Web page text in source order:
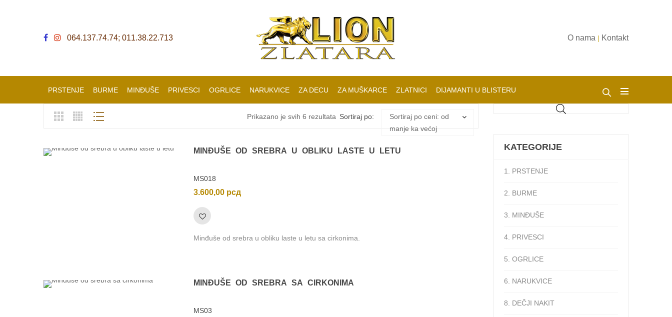
064.137.74.74; 011.38.22.713 O nama | Kontakt
PRSTENJE BURME MINĐUŠE PRIVESCI OGRLICE NARUKVICE ZA DECU ZA MUŠKARCE ZLATNICI DIJAMANTI U BLISTERU
Prikazano je svih 6 rezultata Sortirano
ka
Sortiraj po:
Sortiraj po ceni: od
manje ka većoj
MINĐUŠE OD SREBRA U OBLIKU LASTE U LETU
MS018
3.600,00 рсд
Minđuše od srebra u obliku laste u letu sa cirkonima.
MINĐUŠE OD SREBRA SA CIRKONIMA
MS03
KATEGORIJE
1. PRSTENJE
2. BURME
3. MINĐUŠE
4. PRIVESCI
5. OGRLICE
6. NARUKVICE
8. DEČJI NAKIT